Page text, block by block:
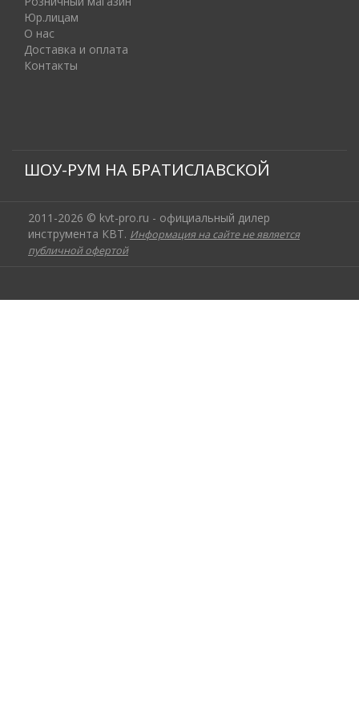
Юр.лицам
О нас
Доставка и оплата
Контакты
ШОУ-РУМ НА БРАТИСЛАВСКОЙ
2011-2026 © kvt-pro.ru - официальный дилер
инструмента КВТ. Информация на сайте не является
публичной офертой